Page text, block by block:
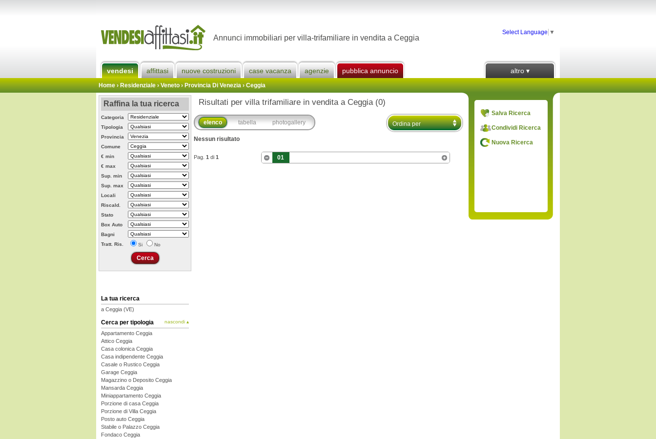
Annunci immobiliari per villa-trifamiliare in vendita a Ceggia
vendesi affittasi nuove costruzioni case vacanza agenzie pubblica annuncio altro ▾
Select Language ▼
Home› Residenziale › Veneto ›Provincia Di Venezia›Ceggia
Raffina la tua ricerca
Categoria
Tipologia
Provincia
Comune
€ min
€ max
Sup. min
Sup. max
Locali
Riscald.
Stato
Box Auto
Bagni
Tratt. Ris.
Si No
La tua ricerca
a Ceggia (VE)
Cerca per tipologia nascondi ▴
Appartamento Ceggia
Attico Ceggia
Casa colonica Ceggia
Casa indipendente Ceggia
Casale o Rustico Ceggia
Garage Ceggia
Magazzino o Deposito Ceggia
Mansarda Ceggia
Miniappartamento Ceggia
Porzione di casa Ceggia
Porzione di Villa Ceggia
Posto auto Ceggia
Stabile o Palazzo Ceggia
Fondaco Ceggia
Risultati per villa trifamiliare in vendita a Ceggia (0)
elenco tabella photogallery
Nessun risultato
Pag. 1 di 1 01
Salva Ricerca
Condividi Ricerca
Nuova Ricerca